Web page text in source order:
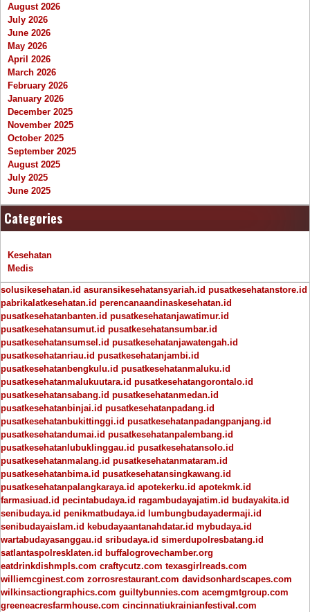
August 2026
July 2026
June 2026
May 2026
April 2026
March 2026
February 2026
January 2026
December 2025
November 2025
October 2025
September 2025
August 2025
July 2025
June 2025
Categories
Kesehatan
Medis
solusikesehatan.id asuransikesehatansyariah.id pusatkesehatanstore.id
pabrikalatkesehatan.id perencanaandinaskesehatan.id
pusatkesehatanbanten.id pusatkesehatanjawatimur.id
pusatkesehatansumut.id pusatkesehatansumbar.id
pusatkesehatansumsel.id pusatkesehatanjawatengah.id
pusatkesehatanriau.id pusatkesehatanjambi.id
pusatkesehatanbengkulu.id pusatkesehatanmaluku.id
pusatkesehatanmalukuutara.id pusatkesehatangorontalo.id
pusatkesehatansabang.id pusatkesehatanmedan.id
pusatkesehatanbinjai.id pusatkesehatanpadang.id
pusatkesehatanbukittinggi.id pusatkesehatanpadangpanjang.id
pusatkesehatandumai.id pusatkesehatanpalembang.id
pusatkesehatanlubuklinggau.id pusatkesehatansolo.id
pusatkesehatanmalang.id pusatkesehatanmataram.id
pusatkesehatanbima.id pusatkesehatansingkawang.id
pusatkesehatanpalangkaraya.id apotekerku.id apotekmk.id
farmasiuad.id pecintabudaya.id ragambudayajatim.id budayakita.id
senibudaya.id penikmatbudaya.id
lumbungbudayadermaji.id
senibudayaislam.id kebudayaantanahdatar.id mybudaya.id
wartabudayasanggau.id sribudaya.id simerdupolresbatang.id
satlantaspolresklaten.id buffalogrovechamber.org
eatdrinkdishmpls.com craftycutz.com texasgirlreads.com
williemcginest.com zorrosrestaurant.com davidsonhardscapes.com
wilkinsactiongraphics.com guiltybunnies.com acemgmtgroup.com
greeneacresfarmhouse.com cincinnatiukrainianfestival.com